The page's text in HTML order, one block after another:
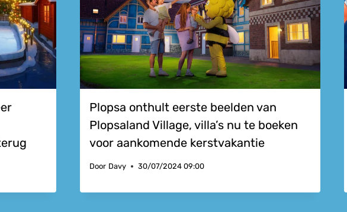
Plopsa onthult eerste beelden van
Plopsaland Village, villa’s nu te boeken
voor aankomende kerstvakantie
Door Davy 30/07/2024 09:00